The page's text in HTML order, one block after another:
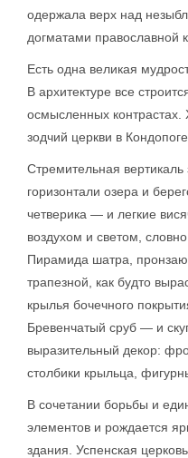
одержала верх над
догматами православной
Есть одна великая
В архитектуре все
осмысленных контрастах.
зодчий церкви в Кондопоге.
Стремительная
горизонтали озера и
четверика — и легкие
воздухом и светом,
Пирамида шатра,
трапезной, как будто
крылья бочечного
Бревенчатый сруб — и
выразительный декор:
столбики крыльца,
В сочетании борьбы и
элементов и рождается
здания. Успенская